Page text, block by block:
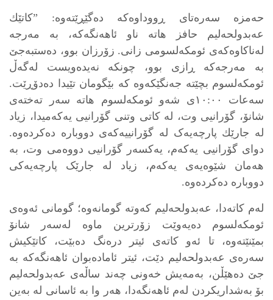
حەمزە سەرەتای ڕووداوەکە دەگێڕێتەوە: ”کاتێك
عەبدولحەلیم حافز هاتە ناو ئاهەنگەکە، بە مەرجە
لەناکاوەکەی ئومکەلسومی زانی. زۆرزان بوو، دەستبەجێ
بە مەرجەکە ڕازی بوو، چونکە نەیدەویست لەگەڵ
ئومکەلسوم بچێتە جەنگێکەوە کە بێگومان تێیدا دەدۆڕێت.
سەعات ١٠:٠٠ی شەو ئومکەلسوم هاتە سەر تەختەی
شانۆ، گۆرانیی وت، لە کاتی وتنی گۆرانیی یەکەمیدا، زیاد
لە جارێك پارچەیەک لە گۆرانییەکەی دووبارە دەکردەوە.
دوای گۆرانیی یەکەم، یەکسەر گۆرانیی دووەمی وت، بە
هەمان شێوەیەی یەکەم، زیاد لە جارێک پارچەیەکی
دووبارە دەکردەوە.
لەم کاتەدا، عەبدولحەلیم کەوتە گومانەوە؛ گومانی ئەوەی
ئومکەلسوم دەیەوێت زۆرترین ماوە لەسەر شانۆ
بمێنێتەوە، تا ئەو کاتەی ئیتر درەنگ دەبێت، کاتێكیش
سەرەی عەبدولحەلیم دێت، ئیتر ئامادەبوان ئاهەنگەکە بە
جێ دەهێڵن، بەمەیش خەونی چەند ساڵەی عەبدولحەلیم
بۆ بەشداریکردن لەم ئاهەنگەدا، هەر وا بە ئاسانی لە بەین